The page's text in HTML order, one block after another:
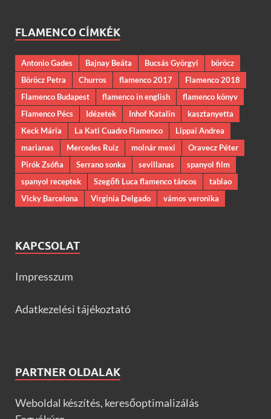
FLAMENCO CÍMKÉK
Antonio Gades Bajnay Beáta Bucsás Györgyi
böröcz
Böröcz Petra
Churros flamenco 2017
Flamenco 2018
Flamenco Budapest
flamenco in english
flamenco könyv
Flamenco Pécs
Idézetek Inhof Katalin
kasztanyetta
Keck Mária
La Kati Cuadro Flamenco
Lippai Andrea
marianas
Mercedes Ruiz molnár mexi
Oravecz Péter
Pirók Zsófia
Serrano sonka sevillanas
spanyol film
spanyol receptek
Szegőfi Luca flamenco táncos
tablao
Vicky Barcelona
Virginia Delgado vámos veronika
KAPCSOLAT
Impresszum
Adatkezelési tájékoztató
PARTNER OLDALAK
Weboldal készítés, keresőoptimalizálás